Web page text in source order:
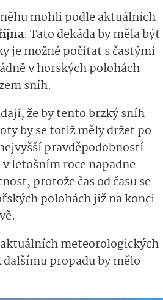
mohli podle aktuálních
. Tato dekáda by měla být
je možné počítat s častými
v horských polohách
sníh.
že by tento brzký sníh
by se totiž měly držet po
pravděpodobností
letošním roce napadne
protože čas od času se
polohách již na konci
meteorologických
propadu by mělo